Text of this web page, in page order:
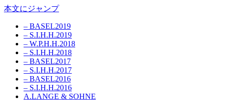
本文にジャンプ
– BASEL2019
– S.I.H.H.2019
– W.P.H.H.2018
– S.I.H.H.2018
– BASEL2017
– S.I.H.H.2017
– BASEL2016
– S.I.H.H.2016
A.LANGE & SOHNE